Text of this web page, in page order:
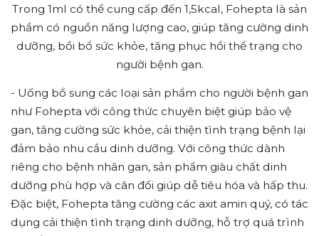
Trong 1ml có thể cung cấp đến 1,5kcal, Fohepta là sản
phẩm có nguồn năng lượng cao, giúp tăng cường dinh
dưỡng, bồi bổ sức khỏe, tăng phục hồi thể trạng cho
người bệnh gan.
- Uống bổ sung các loại sản phẩm cho người bệnh gan
như Fohepta với công thức chuyên biệt giúp bảo vệ
gan, tăng cường sức khỏe, cải thiện tình trạng bệnh lại
đảm bảo nhu cầu dinh dưỡng. Với công thức dành
riêng cho bệnh nhân gan, sản phẩm giàu chất dinh
dưỡng phù hợp và cân đối giúp dễ tiêu hóa và hấp thu.
Đặc biệt, Fohepta tăng cường các axit amin quý, có tác
dụng cải thiện tình trạng dinh dưỡng, hỗ trợ quá trình